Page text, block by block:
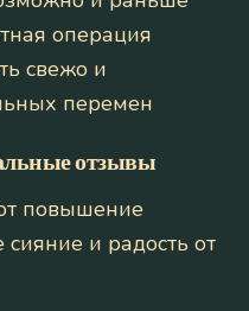
операция
свежо и
перемен
отзывы
повышение
сияние и радость от